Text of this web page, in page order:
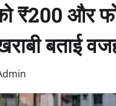
₹200 और
बताई